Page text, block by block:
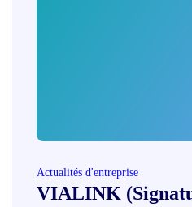
Actualités d'entreprise
VIALINK